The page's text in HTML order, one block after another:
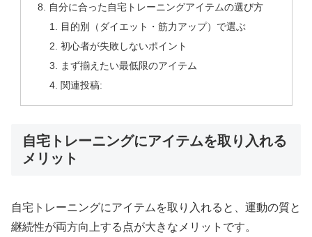
自分に合った自宅トレーニングアイテムの選び方
目的別（ダイエット・筋力アップ）で選ぶ
初心者が失敗しないポイント
まず揃えたい最低限のアイテム
関連投稿:
自宅トレーニングにアイテムを取り入れる
メリット
自宅トレーニングにアイテムを取り入れると、運動の質と
継続性が両方向上する点が大きなメリットです。